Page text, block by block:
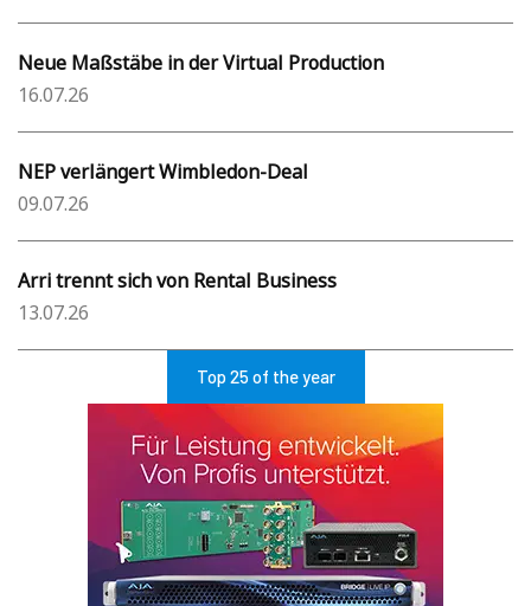
Neue Maßstäbe in der Virtual Production
16.07.26
NEP verlängert Wimbledon-Deal
09.07.26
Arri trennt sich von Rental Business
13.07.26
Top 25 of the year